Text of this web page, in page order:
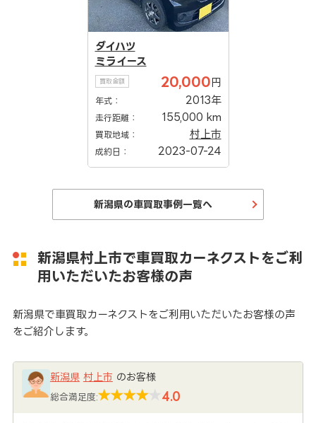
ダイハツ
ミライース
買取金額 20,000 円
年式： 2013年
走行距離： 155,000 km
買取地域： 村上市
成約日： 2023-07-24
新潟県の車買取事例一覧へ
新潟県村上市で車買取カーネクストをご利
用いただいたお客様の声
新潟県で車買取カーネクストをご利用いただいたお客様の声
をご紹介します。
新潟県 村上市 のお客様
総合満足度: 4.0